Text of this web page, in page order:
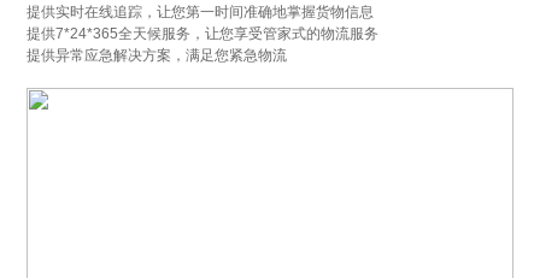
提供实时在线追踪，让您第一时间准确地掌握货物信息
提供7*24*365全天候服务，让您享受管家式的物流服务
提供异常应急解决方案，满足您紧急物流